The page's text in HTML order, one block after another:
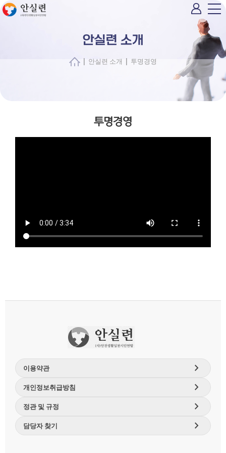
안실련 소개
| 안실련 소개 | 투명경영
투명경영
이용약관 chevron_right
개인정보취급방침 chevron_right
정관 및 규정 chevron_right
담당자 찾기 chevron_right